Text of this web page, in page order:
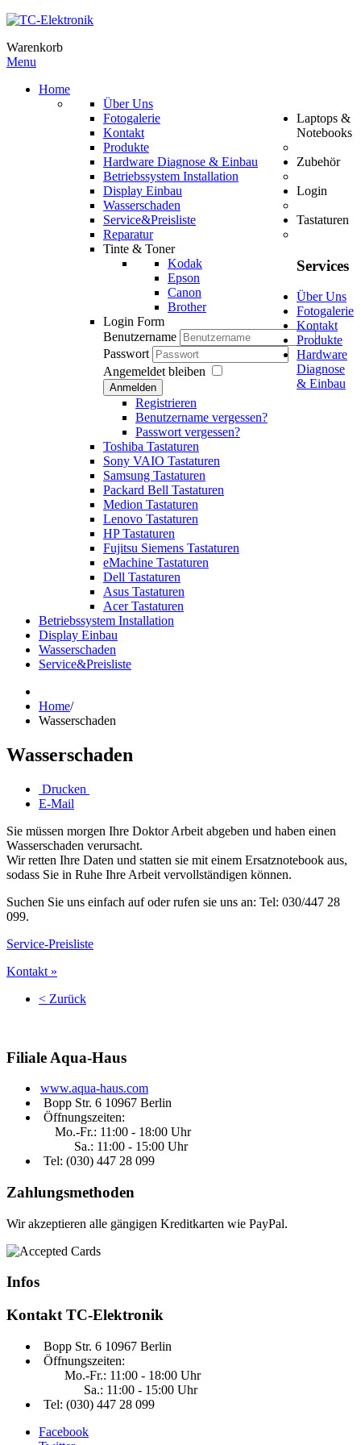
Warenkorb
Menu
Home
Über Uns
Fotogalerie
Kontakt
Produkte
Hardware Diagnose & Einbau
Betriebssystem Installation
Display Einbau
Wasserschaden
Service&Preisliste
Laptops &
Notebooks
Reparatur
Zubehör
Tinte & Toner
Kodak
Epson
Canon
Brother
Login
Login Form
Benutzername
Passwort
Angemeldet bleiben
Anmelden
Registrieren
Benutzername vergessen?
Passwort vergessen?
Tastaturen
Toshiba Tastaturen
Sony VAIO Tastaturen
Samsung Tastaturen
Packard Bell Tastaturen
Medion Tastaturen
Lenovo Tastaturen
HP Tastaturen
Fujitsu Siemens Tastaturen
eMachine Tastaturen
Dell Tastaturen
Asus Tastaturen
Acer Tastaturen
Services
Über Uns
Fotogalerie
Kontakt
Produkte
Hardware
Diagnose
& Einbau
Betriebssystem Installation
Display Einbau
Wasserschaden
Service&Preisliste
Home/
Wasserschaden
Wasserschaden
Drucken
E-Mail
Sie müssen morgen Ihre Doktor Arbeit abgeben und haben einen
Wasserschaden verursacht.
Wir retten Ihre Daten und statten sie mit einem Ersatznotebook aus,
sodass Sie in Ruhe Ihre Arbeit vervollständigen können.
Suchen Sie uns einfach auf oder rufen sie uns an: Tel: 030/447 28
099.
Service-Preisliste
Kontakt »
< Zurück
Filiale Aqua-Haus
www.aqua-haus.com
Bopp Str. 6 10967 Berlin
Öffnungszeiten:
Mo.-Fr.: 11:00 - 18:00 Uhr
Sa.: 11:00 - 15:00 Uhr
Tel: (030) 447 28 099
Zahlungsmethoden
Wir akzeptieren alle gängigen Kreditkarten wie PayPal.
Infos
Kontakt TC-Elektronik
Bopp Str. 6 10967 Berlin
Öffnungszeiten:
Mo.-Fr.: 11:00 - 18:00 Uhr
Sa.: 11:00 - 15:00 Uhr
Tel: (030) 447 28 099
Facebook